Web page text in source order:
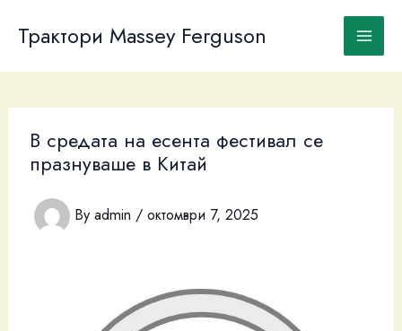
content
Трактори Massey Ferguson
В средата на есента фестивал се
празнуваше в Китай
By admin / октомври 7, 2025